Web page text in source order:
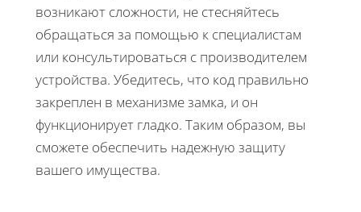
возникают сложности, не стесняйтесь
обращаться за помощью к специалистам
или консультироваться с производителем
устройства. Убедитесь, что код правильно
закреплен в механизме замка, и он
функционирует гладко. Таким образом, вы
сможете обеспечить надежную защиту
вашего имущества.